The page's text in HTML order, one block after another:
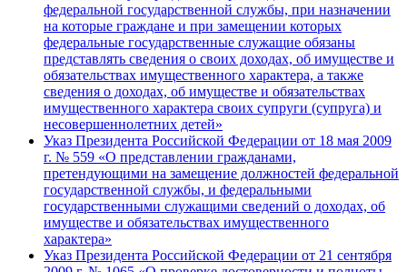
федеральной государственной службы, при назначении
на которые граждане и при замещении которых
федеральные государственные служащие обязаны
представлять сведения о своих доходах, об имуществе и
обязательствах имущественного характера, а также
сведения о доходах, об имуществе и обязательствах
имущественного характера своих супруги (супруга) и
несовершеннолетних детей»
Указ Президента Российской Федерации от 18 мая 2009
г. № 559 «О представлении гражданами,
претендующими на замещение должностей федеральной
государственной службы, и федеральными
государственными служащими сведений о доходах, об
имуществе и обязательствах имущественного
характера»
Указ Президента Российской Федерации от 21 сентября